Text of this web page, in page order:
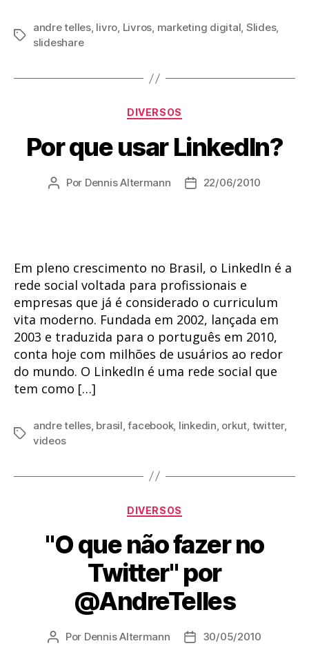
Tags
andre telles, livro, Livros, marketing digital, Slides,
slideshare
Categorias
DIVERSOS
Por que usar LinkedIn?
Autor
Por Dennis Altermann
Data22/06/2010
Em pleno crescimento no Brasil, o LinkedIn é a
rede social voltada para profissionais e
empresas que já é considerado o curriculum
vita moderno. Fundada em 2002, lançada em
2003 e traduzida para o português em 2010,
conta hoje com milhões de usuários ao redor
do mundo. O LinkedIn é uma rede social que
tem como […]
Tags
andre telles, brasil,facebook, linkedin, orkut, twitter,
videos
Categorias
DIVERSOS
"O que não fazer no
Twitter" por
@AndreTelles
Autor
Por Dennis Altermann
Data30/05/2010